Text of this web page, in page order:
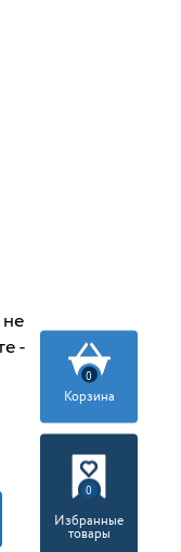
-
0
Корзина
0
Избранные
товары